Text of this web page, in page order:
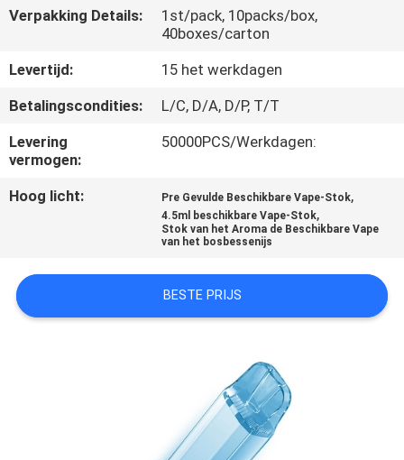
OM
EEN
CITAAT
SITEMAP
POLICY
Verpakking Details:
1st/pack, 10packs/box,
40boxes/carton
Levertijd:
15 het werkdagen
Betalingscondities:
L/C, D/A, D/P, T/T
Levering
vermogen:
50000PCS/Werkdagen:
Hoog licht: Pre Gevulde Beschikbare Vape-Stok,
4.5ml beschikbare Vape-Stok,
Stok van het Aroma de Beschikbare Vape
van het bosbessenijs
BESTE PRIJS